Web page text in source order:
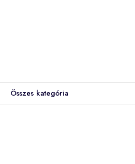
Összes kategória